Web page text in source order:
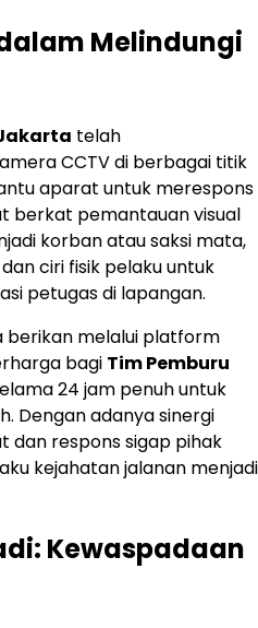
Melindungi
telah
CCTV di berbagai titik
aparat untuk merespons
berkat pemantauan visual
korban atau saksi mata,
ciri fisik pelaku untuk
petugas di lapangan.
berikan melalui platform
bagi Tim Pemburu
24 jam penuh untuk
Dengan adanya sinergi
dan respons sigap pihak
kejahatan jalanan menjadi
Kewaspadaan